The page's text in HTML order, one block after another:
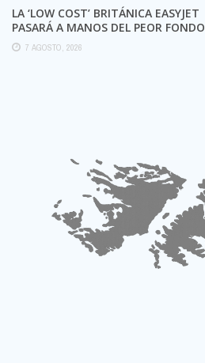
LA ‘LOW COST’ BRITÁNICA EASYJET
PASARÁ A MANOS DEL PEOR FONDO
POSIBLE:
7 AGOSTO, 2026